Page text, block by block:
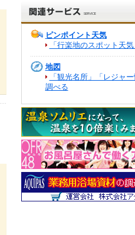
ピンポイント天気
「行楽地のスポット天
地図
「観光名所」「レジャ
調べる